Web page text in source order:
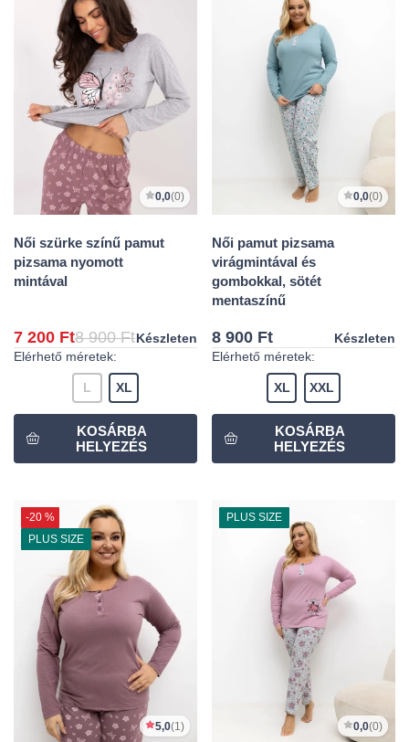
0,0(0)
Női szürke színű pamut
pizsama nyomott
mintával
7 200 Ft8 900 FtKészleten
Elérhető méretek:
L XL
0,0(0)
Női pamut pizsama
virágmintával és
gombokkal, sötét
mentaszínű
8 900 Ft
Készleten
Elérhető méretek:
XL XXL
-20 %
PLUS SIZE
5,0(1)
PLUS SIZE
0,0(0)